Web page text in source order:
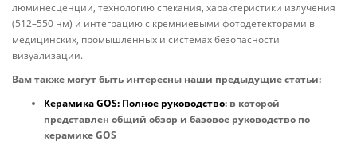
люминесценции, технологию спекания, характеристики излучения
(512–550 нм) и интеграцию с кремниевыми фотодетекторами в
медицинских, промышленных и системах безопасности
визуализации.
Вам также могут быть интересны наши предыдущие статьи:
Керамика GOS: Полное руководство: в которой
представлен общий обзор и базовое руководство по
керамике GOS